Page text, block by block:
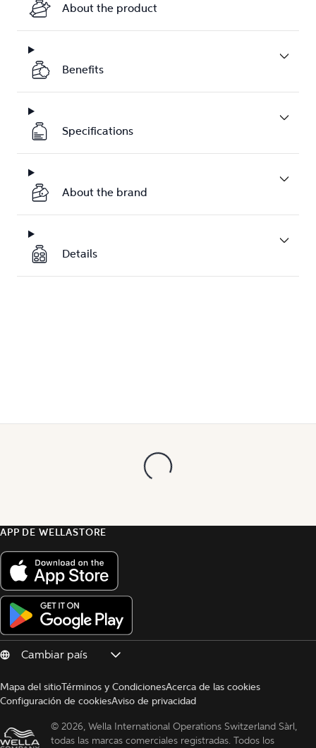
About the product
Benefits
Specifications
About the brand
Details
APP DE WELLASTORE
Mapa del sitioTérminos y CondicionesAcerca de las cookies
Configuración de cookiesAviso de privacidad
© 2026, Wella International Operations Switzerland Sàrl,
todas las marcas comerciales registradas. Todos los